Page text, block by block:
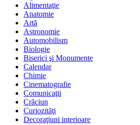
Alimentaţie
Anatomie
Artă
Astronomie
Automobilism
Biologie
Biserici şi Monumente
Calendar
Chimie
Cinematografie
Comunicaţii
Crăciun
Curiozităţi
Decoraţiuni interioare